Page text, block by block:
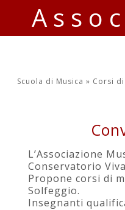
Scuola di Musica » Corsi
L’Associazione
Conservatorio
Propone corsi di
Solfeggio.
Insegnanti